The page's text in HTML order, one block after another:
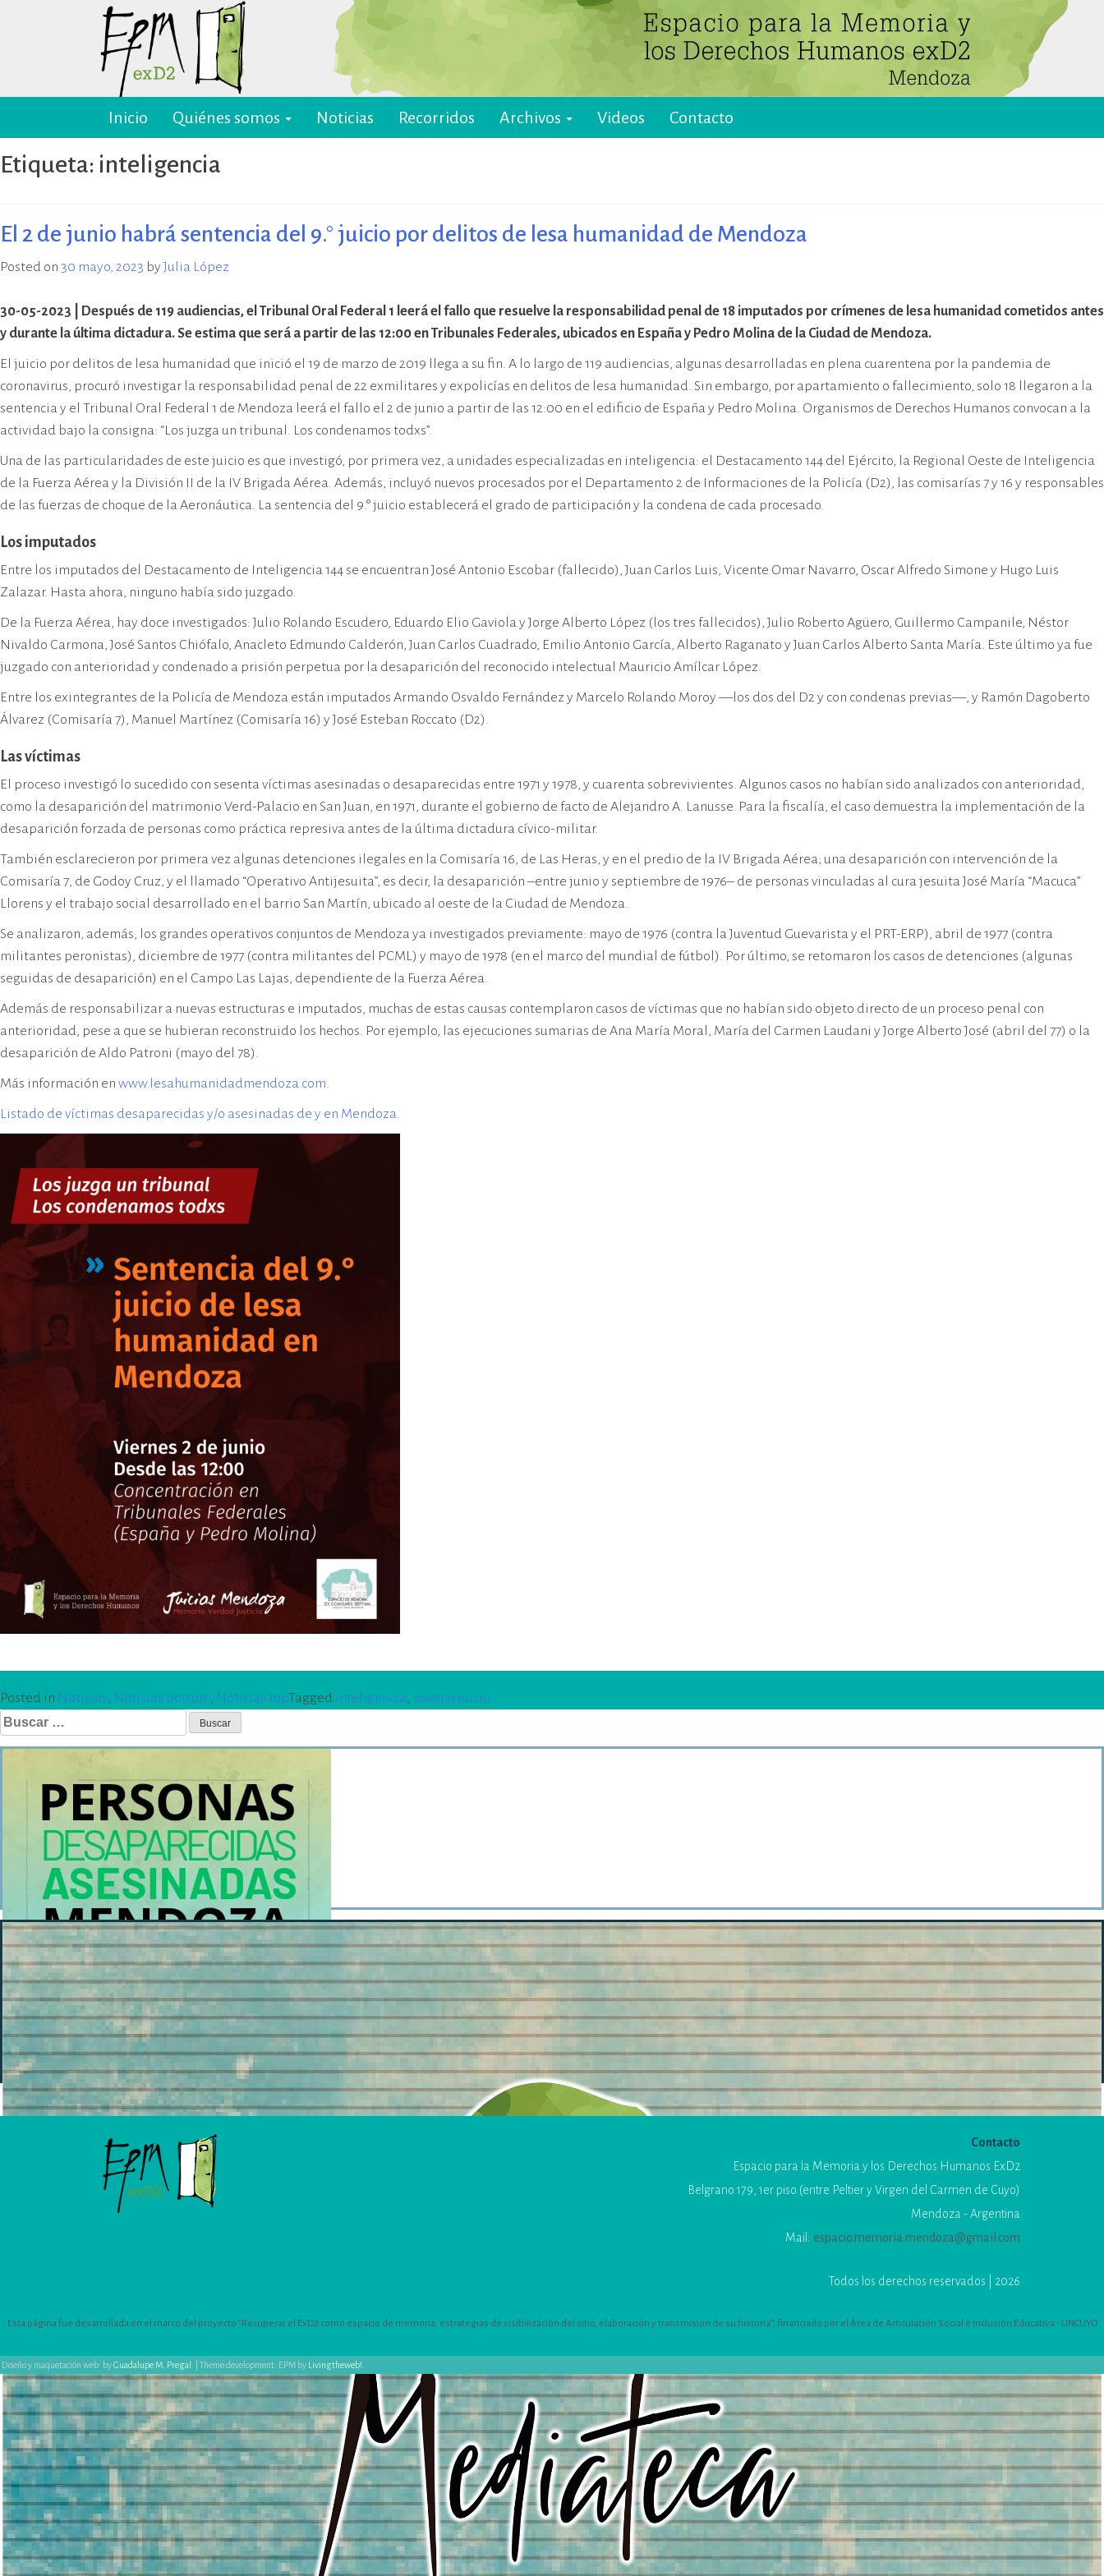
EPM ex-D2 Mendoza
El Espacio para la Memoria y los
Derechos Humanos exD2 (EPM
ex-D2) es un sitio recuperado para
preservación y difusión de la
promoción de los derechos
humanos. Sus instalaciones
pertenecieron al Departamento
Mendoza (D2) y fueron destinadas
a la represión política ilegal, antes
y durante la última dictadura
Centro Clandestino de Detención,
Tortura y Extermino más
importante del Gran Mendoza.
Inicio Quiénes somos Noticias Recorridos Archivos Videos Contacto
Etiqueta: inteligencia
El 2 de junio habrá sentencia del 9.° juicio por delitos de lesa humanidad de Mendoza
Posted on 30 mayo, 2023 byJulia López
30-05-2023 | Después de 119 audiencias, el Tribunal Oral Federal 1 leerá el fallo que resuelve la responsabilidad penal de 18 imputados por crímenes de lesa humanidad cometidos antes
y durante la última dictadura. Se estima que será a partir de las 12:00 en Tribunales Federales, ubicados en España y Pedro Molina de la Ciudad de Mendoza.
El juicio por delitos de lesa humanidad que inició el 19 de marzo de 2019 llega a su fin. A lo largo de 119 audiencias, algunas desarrolladas en plena cuarentena por la pandemia de
coronavirus, procuró investigar la responsabilidad penal de 22 exmilitares y expolicías en delitos de lesa humanidad. Sin embargo, por apartamiento o fallecimiento, solo 18 llegaron a la
sentencia y el Tribunal Oral Federal 1 de Mendoza leerá el fallo el 2 de junio a partir de las 12:00 en el edificio de España y Pedro Molina. Organismos de Derechos Humanos convocan a la
actividad bajo la consigna: “Los juzga un tribunal. Los condenamos todxs”.
Una de las particularidades de este juicio es que investigó, por primera vez, a unidades especializadas en inteligencia: el Destacamento 144 del Ejército, la Regional Oeste de Inteligencia
de la Fuerza Aérea y la División II de la IV Brigada Aérea. Además, incluyó nuevos procesados por el Departamento 2 de Informaciones de la Policía (D2), las comisarías 7 y 16 y responsables
de las fuerzas de choque de la Aeronáutica. La sentencia del 9.° juicio establecerá el grado de participación y la condena de cada procesado.
Los imputados
Entre los imputados del Destacamento de Inteligencia 144 se encuentran José Antonio Escobar (fallecido), Juan Carlos Luis, Vicente Omar Navarro, Oscar Alfredo Simone y Hugo Luis
Zalazar. Hasta ahora, ninguno había sido juzgado.
De la Fuerza Aérea, hay doce investigados: Julio Rolando Escudero, Eduardo Elio Gaviola y Jorge Alberto López (los tres fallecidos), Julio Roberto Agüero, Guillermo Campanile, Néstor
Nivaldo Carmona, José Santos Chiófalo, Anacleto Edmundo Calderón, Juan Carlos Cuadrado, Emilio Antonio García, Alberto Raganato y Juan Carlos Alberto Santa María. Este último ya fue
juzgado con anterioridad y condenado a prisión perpetua por la desaparición del reconocido intelectual Mauricio Amílcar López.
Entre los exintegrantes de la Policía de Mendoza están imputados Armando Osvaldo Fernández y Marcelo Rolando Moroy —los dos del D2 y con condenas previas—, y Ramón Dagoberto
Álvarez (Comisaría 7), Manuel Martínez (Comisaría 16) y José Esteban Roccato (D2).
Las víctimas
El proceso investigó lo sucedido con sesenta víctimas asesinadas o desaparecidas entre 1971 y 1978, y cuarenta sobrevivientes. Algunos casos no habían sido analizados con anterioridad,
como la desaparición del matrimonio Verd-Palacio en San Juan, en 1971, durante el gobierno de facto de Alejandro A. Lanusse. Para la fiscalía, el caso demuestra la implementación de la
desaparición forzada de personas como práctica represiva antes de la última dictadura cívico-militar.
También esclarecieron por primera vez algunas detenciones ilegales en la Comisaría 16, de Las Heras, y en el predio de la IV Brigada Aérea; una desaparición con intervención de la
Comisaría 7, de Godoy Cruz, y el llamado “Operativo Antijesuita”, es decir, la desaparición –entre junio y septiembre de 1976– de personas vinculadas al cura jesuita José María “Macuca”
Llorens y el trabajo social desarrollado en el barrio San Martín, ubicado al oeste de la Ciudad de Mendoza.
Se analizaron, además, los grandes operativos conjuntos de Mendoza ya investigados previamente: mayo de 1976 (contra la Juventud Guevarista y el PRT-ERP), abril de 1977 (contra
militantes peronistas), diciembre de 1977 (contra militantes del PCML) y mayo de 1978 (en el marco del mundial de fútbol). Por último, se retomaron los casos de detenciones (algunas
seguidas de desaparición) en el Campo Las Lajas, dependiente de la Fuerza Aérea.
Además de responsabilizar a nuevas estructuras e imputados, muchas de estas causas contemplaron casos de víctimas que no habían sido objeto directo de un proceso penal con
anterioridad, pese a que se hubieran reconstruido los hechos. Por ejemplo, las ejecuciones sumarias de Ana María Moral, María del Carmen Laudani y Jorge Alberto José (abril del 77) o la
desaparición de Aldo Patroni (mayo del 78).
Más información en www.lesahumanidadmendoza.com.
Listado de víctimas desaparecidas y/o asesinadas de y en Mendoza.
Posted in Noticias, Noticias bottom, Noticias topTagged inteligencia, noveno juicio
Buscar:
Contacto
Espacio para la Memoria y los Derechos Humanos ExD2
Belgrano 179, 1er piso (entre Peltier y Virgen del Carmen de Cuyo)
Mendoza - Argentina
Mail: espacio.memoria.mendoza@gmail.com
Todos los derechos reservados | 2026
Esta página fue desarrollada en el marco del proyecto “Recuperar el ExD2 como espacio de memoria: estrategias de visibilización del sitio, elaboración y transmisión de su historia”, financiado por el Área de Articulación Social e Inclusión Educativa - UNCUYO
Diseño y maquetación web: byGuadalupe M. Pregal Theme development: EPM by Livingtheweb!